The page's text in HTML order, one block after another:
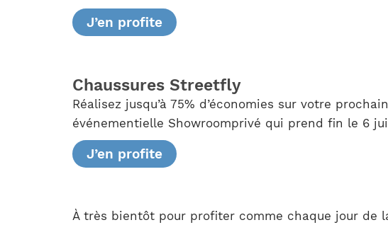
J’en profite
Chaussures Streetfly
Réalisez jusqu’à 75% d’économies sur votre
événementielle Showroomprivé qui prend fin le 6
J’en profite
À très bientôt pour profiter comme chaque jour de